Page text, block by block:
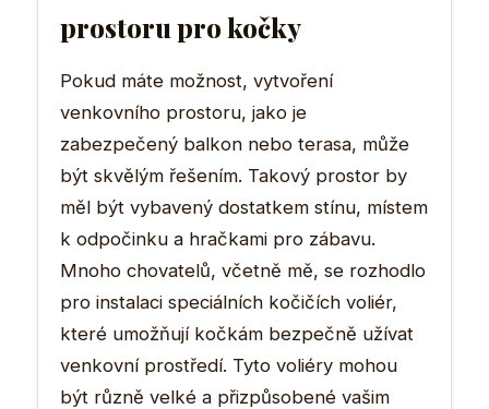
prostoru pro kočky
Pokud máte možnost, vytvoření
venkovního prostoru, jako je
zabezpečený balkon nebo terasa, může
být skvělým řešením. Takový prostor by
měl být vybavený dostatkem stínu, místem
k odpočinku a hračkami pro zábavu.
Mnoho chovatelů, včetně mě, se rozhodlo
pro instalaci speciálních kočičích voliér,
které umožňují kočkám bezpečně užívat
venkovní prostředí. Tyto voliéry mohou
být různě velké a přizpůsobené vašim